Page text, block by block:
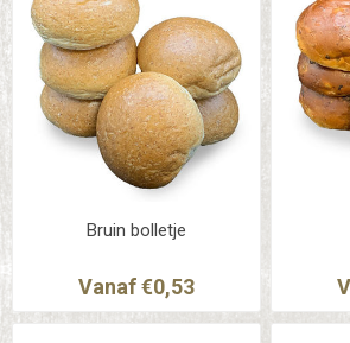
Bruin bolletje
Vanaf €0,53